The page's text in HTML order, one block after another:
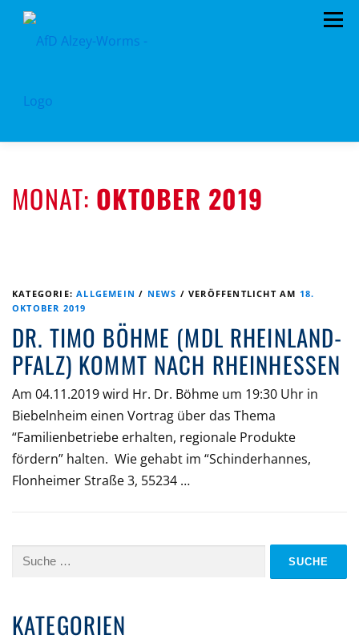
Zum
Menü
TERMINE PROGRAMM KONTAKT
MONAT: OKTOBER 2019
KATEGORIE:ALLGEMEIN / NEWS /VERÖFFENTLICHT AM 18.
OKTOBER 2019
DR. TIMO BÖHME (MDL RHEINLAND-
PFALZ) KOMMT NACH RHEINHESSEN
Am 04.11.2019 wird Hr. Dr. Böhme um 19:30 Uhr in
Biebelnheim einen Vortrag über das Thema
“Familienbetriebe erhalten, regionale Produkte
fördern” halten. Wie gehabt im “Schinderhannes,
Flonheimer Straße 3, 55234 …
Suche
KATEGORIEN